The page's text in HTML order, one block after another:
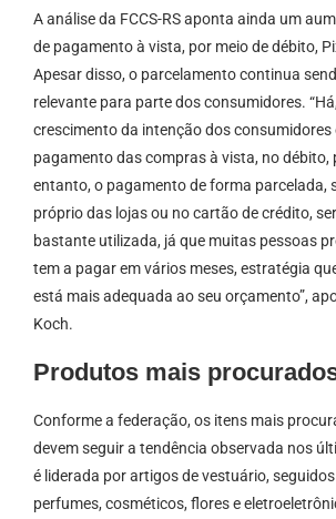
A análise da FCCS-RS aponta ainda um
de pagamento à vista, por meio de débito,
Apesar disso, o parcelamento continua
relevante para parte dos consumidores.
crescimento da intenção dos consumidores
pagamento das compras à vista, no débito,
entanto, o pagamento de forma parcelada,
próprio das lojas ou no cartão de crédito,
bastante utilizada, já que muitas pessoas
tem a pagar em vários meses, estratégia
está mais adequada ao seu orçamento”,
Koch.
Produtos mais
Conforme a federação, os itens mais
devem seguir a tendência observada nos
é liderada por artigos de vestuário,
perfumes, cosméticos, flores e